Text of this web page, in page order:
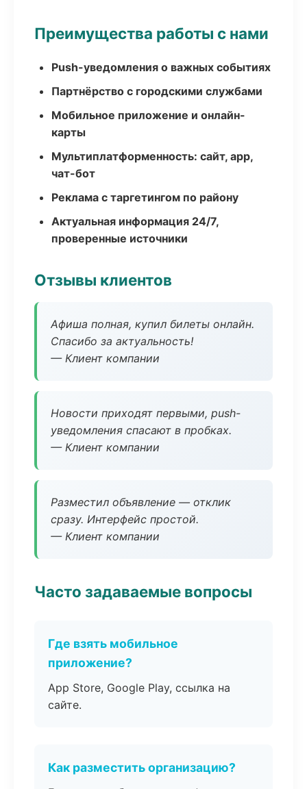
Преимущества работы с нами
Push-уведомления о важных событиях
Партнёрство с городскими службами
Мобильное приложение и онлайн-
карты
Мультиплатформенность: сайт, app,
чат-бот
Реклама с таргетингом по району
Актуальная информация 24/7,
проверенные источники
Отзывы клиентов
Афиша полная, купил билеты онлайн.
Спасибо за актуальность!
— Клиент компании
Новости приходят первыми, push-
уведомления спасают в пробках.
— Клиент компании
Разместил объявление — отклик
сразу. Интерфейс простой.
— Клиент компании
Часто задаваемые вопросы
Где взять мобильное
приложение?
App Store, Google Play, ссылка на
сайте.
Как разместить организацию?